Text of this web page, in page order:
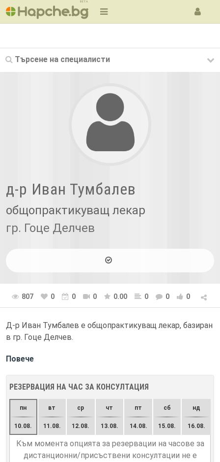
BETA
Търсене на специалисти
д-р Иван Тумбалев
общопрактикуващ лекар
гр. Гоце Делчев
807 0 0 0 0.00 0 0 0
Д-р Иван Тумбалев е общопрактикуващ лекар, базиран
в гр. Гоце Делчев.
Повече
РЕЗЕРВАЦИЯ НА ЧАС ЗА КОНСУЛТАЦИЯ
пн
10.08.
вт
11.08.
ср
12.08.
чт
13.08.
пт
14.08.
сб
15.08.
нд
16.08.
Към момента опцията за резервации на часове за
дистанционни/присъствени консултации не е